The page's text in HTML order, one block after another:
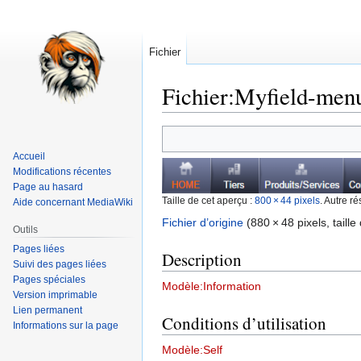
Fichier:Myfield-
à
la
navigation
à
la
recherche
Taille de cet aperçu : 800 × 44 pixels Autre
Fichier d’origine (880 × 48 pixels,
Description
Modèle:Information
Conditions d’utilisation
Modèle:Self
Fichier
Accueil
Modifications récentes
Page au hasard
Aide concernant MediaWiki
Outils
Pages liées
Suivi des pages liées
Pages spéciales
Version imprimable
Lien permanent
Informations sur la page